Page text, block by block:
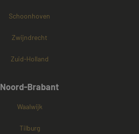
Schoonhoven
Zwijndrecht
Zuid-Holland
Noord-Brabant
Waalwijk
Tilburg